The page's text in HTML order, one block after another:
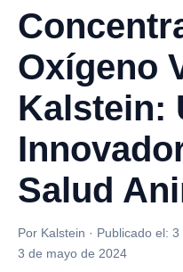
Oxígeno
Kalstein:
Salud
Por Kalstein · Publicado el: 3
3 de mayo de 2024